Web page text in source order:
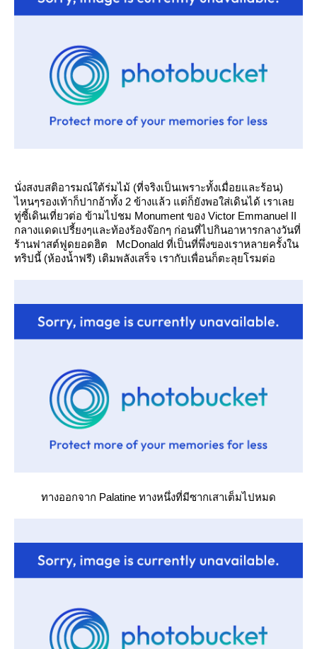
นั่งสงบสติอารมณ์ใต้ร่มไม้ (ที่จริงเป็นเพราะทั้งเมื่อยและร้อน)
ไหนๆรองเท้าก็ปากอ้าทั้ง 2 ข้างแล้ว แต่ก็ยังพอใส่เดินได้ เราเล
ทู่ซี้เดินเที่ยวต่อ ข้ามไปชม Monument ของ Victor Emmanuel II
กลางแดดเปรี้ยงๆและท้องร้องจ๊อกๆ ก่อนที่ไปกินอาหารกลางวันที่
ร้านฟาสต์ฟูดยอดฮิต McDonald ที่เป็นที่พึ่งของเราหลายครั้งใน
ทริปนี้ (ห้องน้ำฟรี) เติมพลังเสร็จ เรากับเพื่อนก็ตะลุยโรมต่อ
ทางออกจาก Palatine ทางหนึ่งที่มีซากเสาเต็มไปหมด